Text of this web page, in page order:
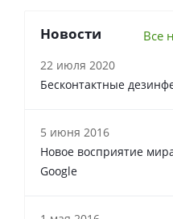
Новости Все
22 июля 2020
Бесконтактные
5 июня 2016
Новое восприятие
Google